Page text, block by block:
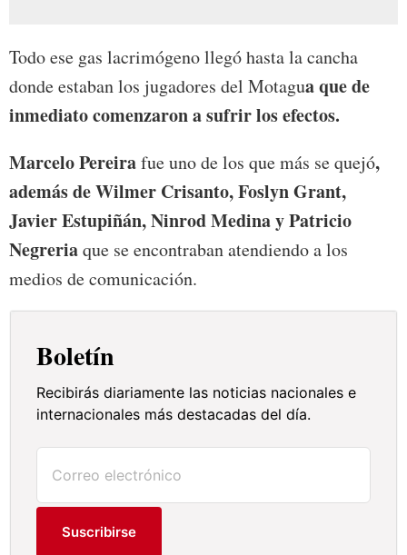
Todo ese gas lacrimógeno llegó hasta la cancha
donde estaban los jugadores del Motagua que de
inmediato comenzaron a sufrir los efectos.
Marcelo Pereirafue uno de los que más se quejó,
además de Wilmer Crisanto, Foslyn Grant,
Javier Estupiñán, Ninrod Medina y Patricio
Negreriaque se encontraban atendiendo a los
medios de comunicación.
Boletín
Recibirás diariamente las noticias nacionales e
internacionales más destacadas del día.
Suscribirse